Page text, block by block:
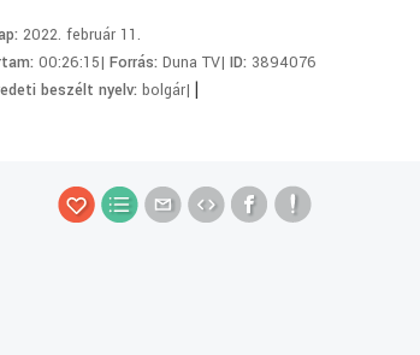
2022. február 11.
00:26:15|Forrás:Duna TV|ID: 3894076
beszélt nyelv:bolgár| |